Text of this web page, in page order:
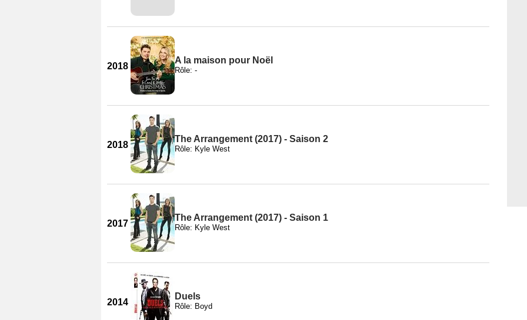
2018
A la maison pour Noël
Rôle: -
2018
The Arrangement (2017) - Saison 2
Rôle: Kyle West
2017
The Arrangement (2017) - Saison 1
Rôle: Kyle West
2014
Duels
Rôle: Boyd